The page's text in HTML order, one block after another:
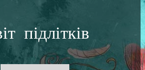
підлітків